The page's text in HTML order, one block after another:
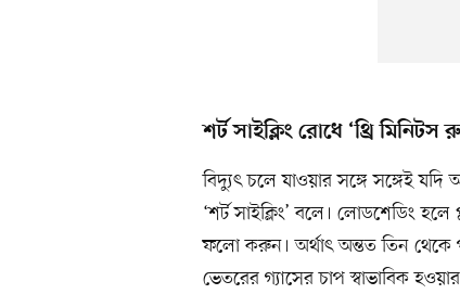
শর্ট সাইক্লিং রোধে ‘থ্রি মিনিটস
বিদ্যুৎ চলে যাওয়ার সঙ্গে সঙ্গেই
‘শর্ট সাইক্লিং’ বলে। লোডশেডিং
ফলো করুন। অর্থাৎ অন্তত তিন থেকে
ভেতরের গ্যাসের চাপ স্বাভাবিক